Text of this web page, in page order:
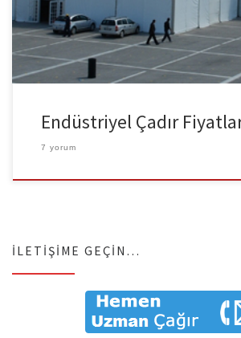
Barınak Çadırı Fiyatları ve en iyi kullanıma
modelleri hakkında şirketimiz […]
Endüstriyel Çadır
7 yorum
İLETIŞIME GEÇIN…